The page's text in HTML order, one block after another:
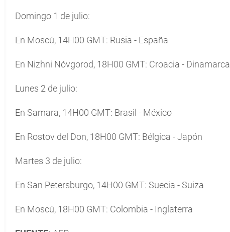
Domingo 1 de julio:
En Moscú, 14H00 GMT: Rusia - España
En Nizhni Nóvgorod, 18H00 GMT: Croacia - Dinamarca
Lunes 2 de julio:
En Samara, 14H00 GMT: Brasil - México
En Rostov del Don, 18H00 GMT: Bélgica - Japón
Martes 3 de julio:
En San Petersburgo, 14H00 GMT: Suecia - Suiza
En Moscú, 18H00 GMT: Colombia - Inglaterra